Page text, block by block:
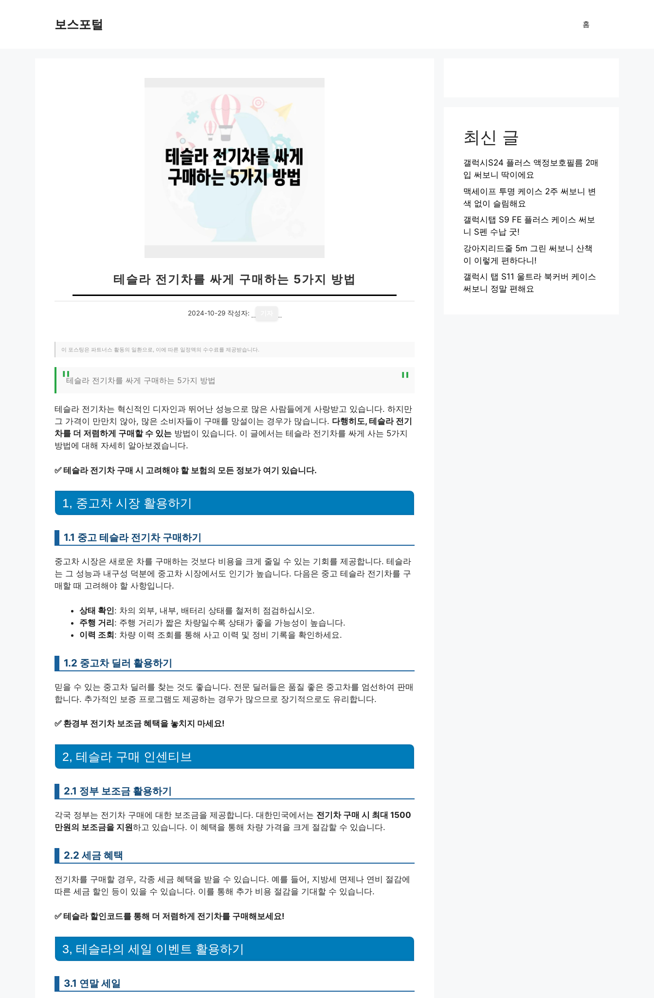
보스포털 홈
테슬라 전기차를 싸게 구매하는 5가지 방법
2024-10-29 작성자:
이 포스팅은 파트너스 활동의 일환으로, 이에 따른 일정액의 수수료를 제공받습니다.
테슬라 전기차를 싸게 구매하는 5가지 방법
테슬라 전기차는 혁신적인 디자인과 뛰어난 성능으로 많은 사람들에게 사랑받고 있습니다. 하지만
그 가격이 만만치 않아, 많은 소비자들이 구매를 망설이는 경우가 많습니다. 다행히도, 테슬라 전기
차를 더 저렴하게 구매할 수 있는 방법이 있습니다. 이 글에서는 테슬라 전기차를 싸게 사는 5가지
방법에 대해 자세히 알아보겠습니다.
✅테슬라 전기차 구매 시 고려해야 할 보험의 모든 정보가 여기 있습니다.
1, 중고차 시장 활용하기
1.1 중고 테슬라 전기차 구매하기
중고차 시장은 새로운 차를 구매하는 것보다 비용을 크게 줄일 수 있는 기회를 제공합니다. 테슬라
는 그 성능과 내구성 덕분에 중고차 시장에서도 인기가 높습니다. 다음은 중고 테슬라 전기차를 구
매할 때 고려해야 할 사항입니다.
상태 확인: 차의 외부, 내부, 배터리 상태를 철저히 점검하십시오.
주행 거리: 주행 거리가 짧은 차량일수록 상태가 좋을 가능성이 높습니다.
이력 조회: 차량 이력 조회를 통해 사고 이력 및 정비 기록을 확인하세요.
1.2 중고차 딜러 활용하기
믿을 수 있는 중고차 딜러를 찾는 것도 좋습니다. 전문 딜러들은 품질 좋은 중고차를 엄선하여 판매
합니다. 추가적인 보증 프로그램도 제공하는 경우가 많으므로 장기적으로도 유리합니다.
✅ 환경부 전기차 보조금 혜택을 놓치지 마세요!
2, 테슬라 구매 인센티브
2.1 정부 보조금 활용하기
각국 정부는 전기차 구매에 대한 보조금을 제공합니다. 대한민국에서는 전기차 구매 시 최대 1500
만원의 보조금을 지원하고 있습니다. 이 혜택을 통해 차량 가격을 크게 절감할 수 있습니다.
2.2 세금 혜택
전기차를 구매할 경우, 각종 세금 혜택을 받을 수 있습니다. 예를 들어, 지방세 면제나 연비 절감에
따른 세금 할인 등이 있을 수 있습니다. 이를 통해 추가 비용 절감을 기대할 수 있습니다.
✅테슬라 할인코드를 통해 더 저렴하게 전기차를 구매해보세요!
3, 테슬라의 세일 이벤트 활용하기
3.1 연말 세일
최신 글
갤럭시S24 플러스 액정보호필름 2매
입 써보니 딱이에요
맥세이프 투명 케이스 2주 써보니 변
색 없이 슬림해요
갤럭시탭 S9 FE 플러스 케이스 써보
니 S펜 수납 굿!
강아지리드줄 5m 그린 써보니 산책
이 이렇게 편하다니!
갤럭시 탭 S11 울트라 북커버 케이스
써보니 정말 편해요